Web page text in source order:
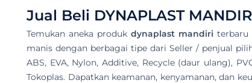
Jual Beli DYNAPLAST
Temukan aneka produk dynaplast mandiri terbaru
manis dengan berbagai tipe dari Seller / penjual
ABS, EVA, Nylon, Additive, Recycle (daur ulang),
Tokoplas. Dapatkan keamanan, kenyamanan, dan